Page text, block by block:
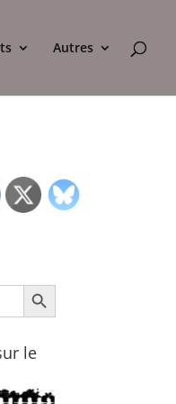
Autres
Search Button
le